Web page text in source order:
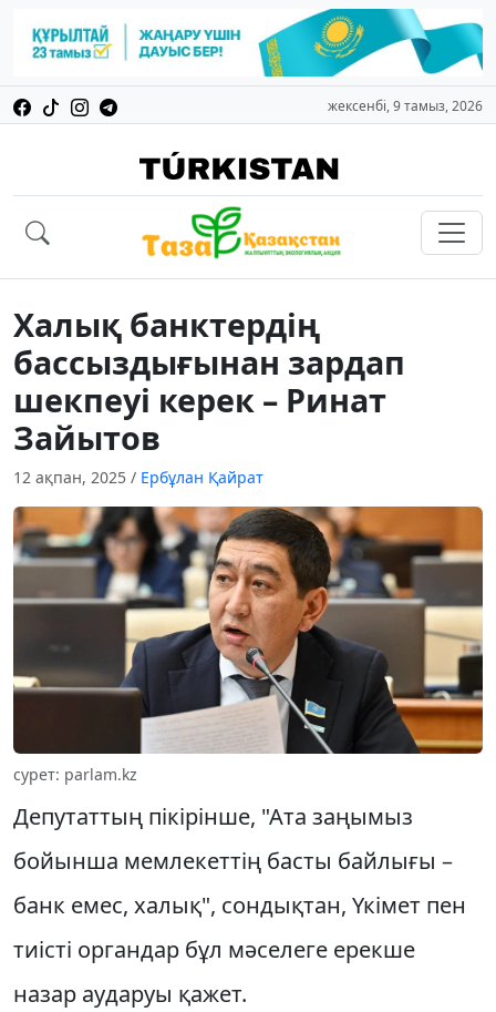
жексенбі, 9 тамыз, 2026
Халық банктердің
бассыздығынан зардап
шекпеуі керек – Ринат
Зайытов
12 ақпан, 2025 / Ербұлан Қайрат
сурет: parlam.kz
Депутаттың пікірінше, "Ата заңымыз
бойынша мемлекеттің басты байлығы –
банк емес, халық", сондықтан, Үкімет пен
тиісті органдар бұл мәселеге ерекше
назар аударуы қажет.